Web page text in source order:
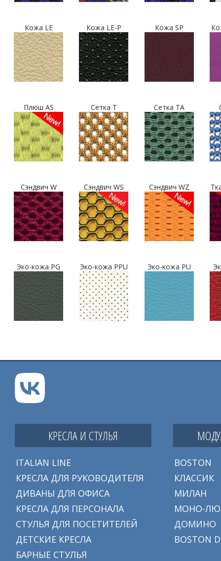
Кожа LE Кожа LE-P Кожа SP
Плюш AS Сетка T Сетка TA
Сэндвич W Сэндвич WS Сэндвич WZ
Эко-кожа PG Эко-кожа PPU Эко-кожа PU
КРЕСЛА И СТУЛЬЯ
ITALIAN LINE
КРЕСЛА ДЛЯ РУКОВОДИТЕЛЯ
ДИВАНЫ ДЛЯ ОФИСА
КРЕСЛА ДЛЯ ПЕРСОНАЛА
СТУЛЬЯ ДЛЯ ПОСЕТИТЕЛЕЙ
ДЕТСКИЕ КРЕСЛА
БАРНЫЕ СТУЛЬЯ
BOSTON
КЛАССИК
МИЛАН
МОНО-
ДОМИНО
BOSTON